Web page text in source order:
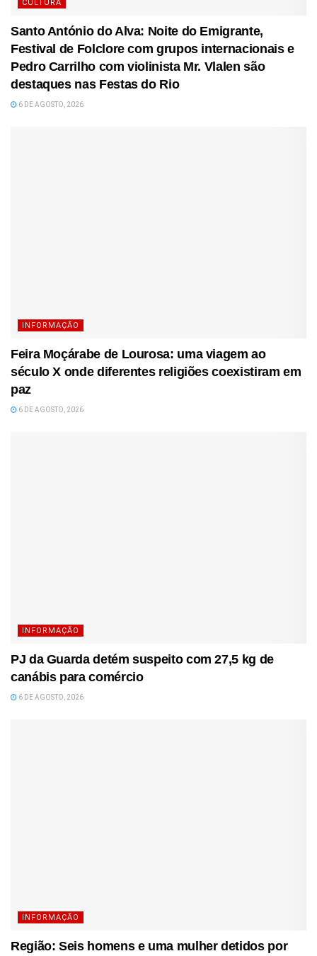
CULTURA
Santo António do Alva: Noite do Emigrante,
Festival de Folclore com grupos internacionais e
Pedro Carrilho com violinista Mr. Vlalen são
destaques nas Festas do Rio
6 DE AGOSTO, 2026
INFORMAÇÃO
Feira Moçárabe de Lourosa: uma viagem ao
século X onde diferentes religiões coexistiram em
paz
6 DE AGOSTO, 2026
INFORMAÇÃO
PJ da Guarda detém suspeito com 27,5 kg de
canábis para comércio
6 DE AGOSTO, 2026
INFORMAÇÃO
Região: Seis homens e uma mulher detidos por